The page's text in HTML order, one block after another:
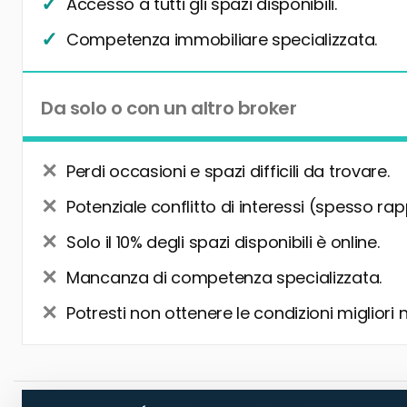
Competenza immobiliare specializzata.
Da solo o con un altro broker
Perdi occasioni e spazi difficili da trovare.
Potenziale conflitto di interessi (spesso
Solo il 10% degli spazi disponibili è online.
Mancanza di competenza specializzata.
Potresti non ottenere le condizioni migliori